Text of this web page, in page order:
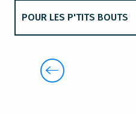
POUR LES P'TITS BOUTS
ENFANTS ET JEUNES ADOS